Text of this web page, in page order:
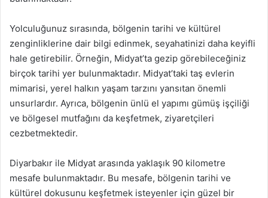
Yolculuğunuz sırasında, bölgenin tarihi ve kültürel
zenginliklerine dair bilgi edinmek, seyahatinizi daha keyifli
hale getirebilir. Örneğin, Midyat’ta gezip görebileceğiniz
birçok tarihi yer bulunmaktadır. Midyat’taki taş evlerin
mimarisi, yerel halkın yaşam tarzını yansıtan önemli
unsurlardır. Ayrıca, bölgenin ünlü el yapımı gümüş işçiliği
ve bölgesel mutfağını da keşfetmek, ziyaretçileri
cezbetmektedir.
Diyarbakır ile Midyat arasında yaklaşık 90 kilometre
mesafe bulunmaktadır. Bu mesafe, bölgenin tarihi ve
kültürel dokusunu keşfetmek isteyenler için güzel bir